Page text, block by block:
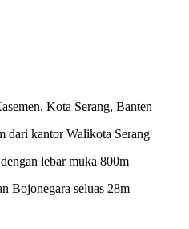
Kota Serang, Banten
dari kantor Walikota Serang
lebar muka 800m
Bojonegara seluas 28m